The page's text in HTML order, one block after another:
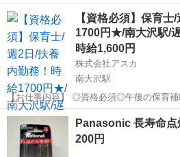
消に役立ちます。 幅70cm 長さ121cm 中古品にご理解頂ける方にお譲
りしたいと思います。 よろしくお願い致
東京 八王子市 南大沢駅 その他
【資格必須】保育
1700円★/南大沢駅/
時給1,600円
株式会社アスカ
南大沢駅
【お仕事内容】 ◎資格必須◎午後の保育
遣で働いてみませんか♪ ★オススメポイント ・Wワークできます＊ ・
勤務は週2日のみ！ ・保育補助のお仕事 昨年に新しい園舎が完成！ こ
ども園となり新しく...
東京 八王子市 南大沢駅 保育士
Panasonic 長寿命点
200円